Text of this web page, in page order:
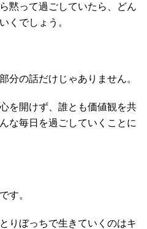
黙って過ごしていたら、どん
くでしょう。
分の話だけじゃありません。
を開けず、誰とも価値観を共
な毎日を過ごしていくことに
す。
りぼっちで生きていくのはキ